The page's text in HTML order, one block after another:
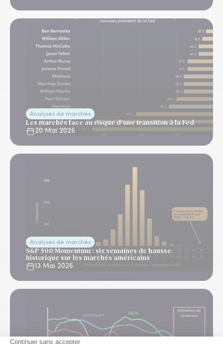
Analyses de marchés
Les marchés face au risque d’une transition à la Fed
20 Mai 2026
Analyses de marchés
S&P 500 Momentum : six semaines de hausse
historique sur les marchés américains
13 Mai 2026